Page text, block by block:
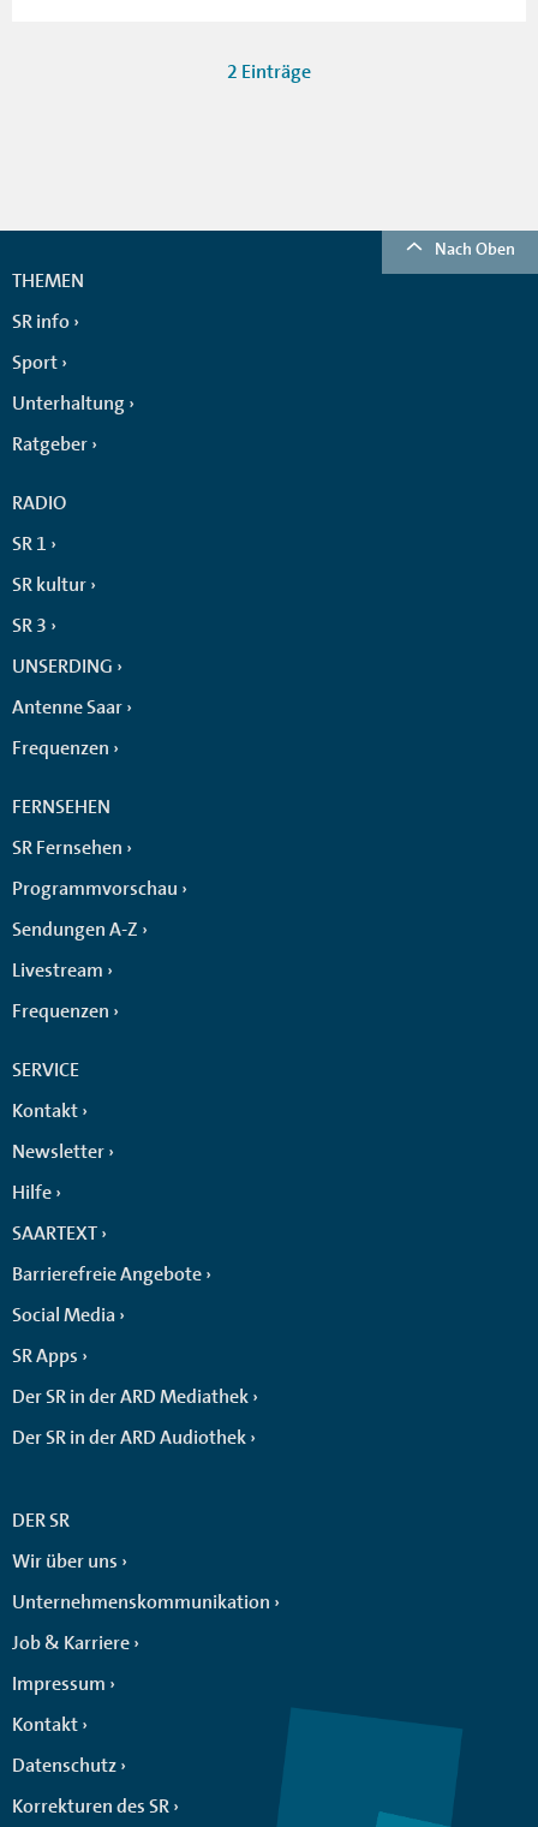
2 Einträge
Nach Oben
THEMEN
SR info
Sport
Unterhaltung
Ratgeber
RADIO
SR 1
SR kultur
SR 3
UNSERDING
Antenne Saar
Frequenzen
FERNSEHEN
SR Fernsehen
Programmvorschau
Sendungen A-Z
Livestream
Frequenzen
SERVICE
Kontakt
Newsletter
Hilfe
SAARTEXT
Barrierefreie Angebote
Social Media
SR Apps
Der SR in der ARD Mediathek
Der SR in der ARD Audiothek
DER SR
Wir über uns
Unternehmenskommunikation
Job & Karriere
Impressum
Kontakt
Datenschutz
Korrekturen des SR